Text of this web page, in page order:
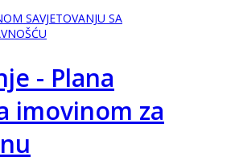
SAVJETOVANJU SA
- Plana
imovinom za